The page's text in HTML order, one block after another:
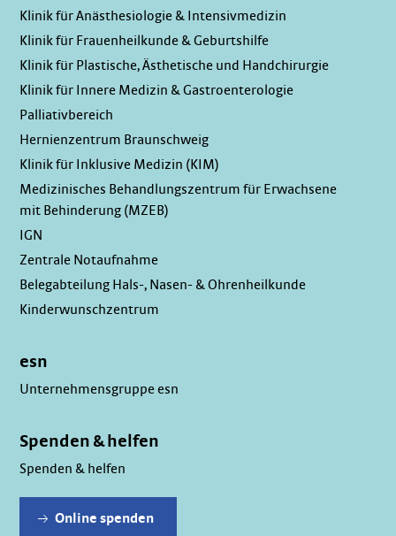
Klinik für Anästhesiologie & Intensivmedizin
Klinik für Frauenheilkunde & Geburtshilfe
Klinik für Plastische, Ästhetische und Handchirurgie
Klinik für Innere Medizin & Gastroenterologie
Palliativbereich
Hernienzentrum Braunschweig
Klinik für Inklusive Medizin (KIM)
Medizinisches Behandlungszentrum für Erwachsene
mit Behinderung (MZEB)
IGN
Zentrale Notaufnahme
Belegabteilung Hals-, Nasen- & Ohrenheilkunde
Kinderwunschzentrum
esn
Unternehmensgruppe esn
Spenden & helfen
Spenden & helfen
Online spenden